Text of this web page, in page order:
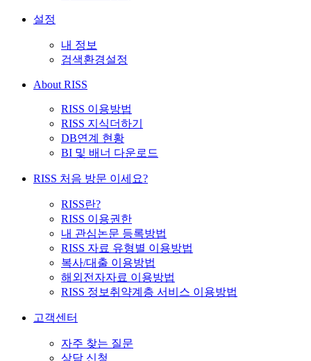
설정
내 정보
검색환경설정
About RISS
RISS 이용방법
RISS 지식더하기
DB연계 현황
BI 및 배너 다운로드
RISS 처음 방문 이세요?
RISS란?
RISS 이용권한
내 관심논문 등록방법
RISS 자료 유형별 이용방법
복사/대출 이용방법
해외전자자료 이용방법
RISS 정보취약계층 서비스 이용방법
고객센터
자주 찾는 질문
상담 신청